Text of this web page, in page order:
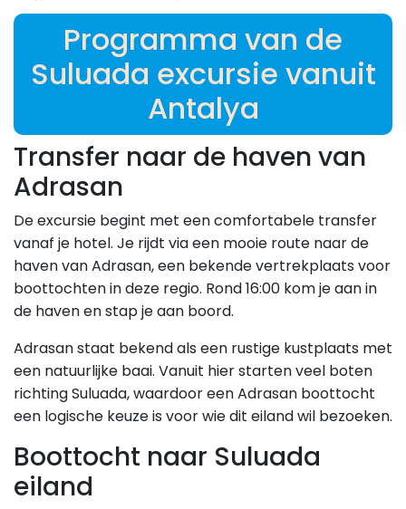
Programma van de
Suluada excursie vanuit
Antalya
Transfer naar de haven van
Adrasan
De excursie begint met een comfortabele transfer
vanaf je hotel. Je rijdt via een mooie route naar de
haven van Adrasan, een bekende vertrekplaats voor
boottochten in deze regio. Rond 16:00 kom je aan in
de haven en stap je aan boord.
Adrasan staat bekend als een rustige kustplaats met
een natuurlijke baai. Vanuit hier starten veel boten
richting Suluada, waardoor een Adrasan boottocht
een logische keuze is voor wie dit eiland wil bezoeken.
Boottocht naar Suluada
eiland